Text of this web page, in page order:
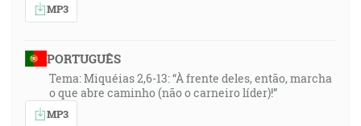
MP3
PORTUGUÊS
Tema: Miquéias 2,6-13: “À frente deles, então, marcha
o que abre caminho (não o carneiro líder)!”
MP3